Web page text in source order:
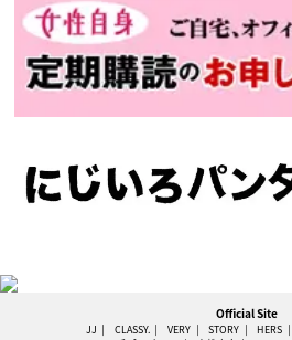
Official Site
JJ CLASSY. VERY STORY HERS